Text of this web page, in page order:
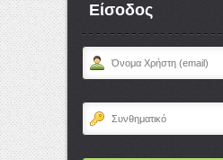
Είσοδος